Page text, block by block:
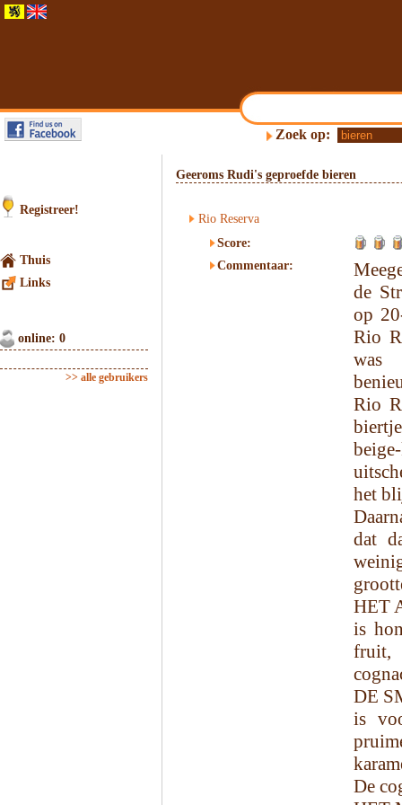
Zoek op:
Registreer!
Thuis
Links
online: 0
>> alle gebruikers
Geeroms Rudi's geproefde bieren
Rio Reserva
Score:
Commentaar:
de
op
Rio
was
Rio
het
dat
HET
is
fruit,
DE
is
De